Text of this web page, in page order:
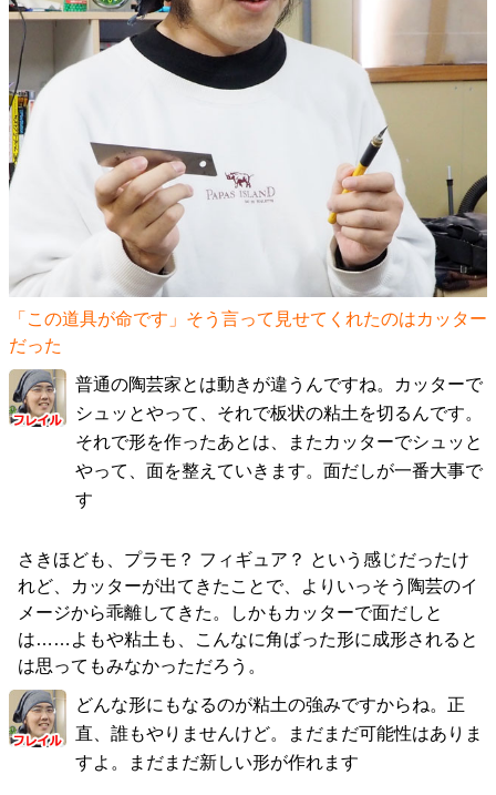
「この道具が命です」そう言って見せてくれたのはカッター
だった
普通の陶芸家とは動きが違うんですね。カッターで
シュッとやって、それで板状の粘土を切るんです。
それで形を作ったあとは、またカッターでシュッと
やって、面を整えていきます。面だしが一番大事で
す
さきほども、プラモ？ フィギュア？ という感じだったけ
れど、カッターが出てきたことで、よりいっそう陶芸のイ
メージから乖離してきた。しかもカッターで面だしと
は……よもや粘土も、こんなに角ばった形に成形されると
は思ってもみなかっただろう。
どんな形にもなるのが粘土の強みですからね。正
直、誰もやりませんけど。まだまだ可能性はありま
すよ。まだまだ新しい形が作れます